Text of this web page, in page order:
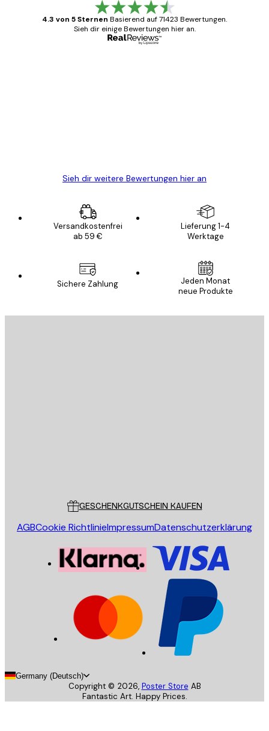
4.3 von 5 Sternen Basierend auf 71423 Bewertungen.
Sieh dir einige Bewertungen hier an.
Sieh dir weitere Bewertungen hier an
Versandkostenfrei
ab 59 €
Lieferung 1-4
Werktage
Sichere Zahlung
Jeden Monat
neue Produkte
GESCHENKGUTSCHEIN KAUFEN
AGBCookie RichtlinieImpressumDatenschutzerklärung
Germany (Deutsch)
Copyright © 2026, Poster Store AB
Fantastic Art. Happy Prices.